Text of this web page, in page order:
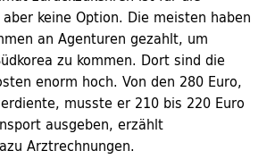
keine Option. Die meisten haben
an Agenturen gezahlt, um
zu kommen. Dort sind die
enorm hoch. Von den 280 Euro,
musste er 210 bis 220 Euro
ausgeben, erzählt
Arztrechnungen.